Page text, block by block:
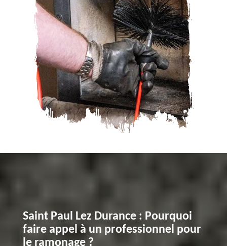
Saint Paul Lez Durance : Pourquoi
faire appel à un professionnel pour
le ramonage ?